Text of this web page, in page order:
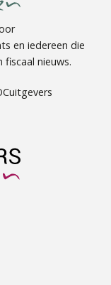
en iedereen die
nieuws.